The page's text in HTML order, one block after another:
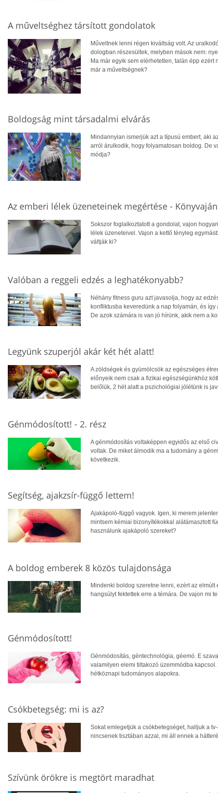
A műveltséghez társított gondolatok
Műveltnek lenni régen kiváltság volt. Az
dologban részesültek, melyben mások nem:
Ma már egyik sem elérhetetlen, talán épp
már a műveltségnek?
Boldogság mint társadalmi elvárás
Mindannyian ismerjük azt a típusú embert, aki
arról árulkodik, hogy folyamatosan boldog. De
módja?
Az emberi lélek üzeneteinek megértése -
Sokszor foglalkoztatott a gondolat, vajon
lélek üzeneteivel. Vajon a kettő tényleg
váltják ki?
Valóban a reggeli edzés a leghatékonyabb?
Néhány fitness guru azt javasolja, hogy az
konfliktusba keveredünk a nap folyamán, és
De azok számára is van jó hírünk, akik nem a
Legyünk szuperjól akár két hét alatt!
A zöldségek és gyümölcsök az egészséges
előnyeik nem csak a fizikai egészségünkhöz
belőlük, 2 hét alatt a pszichológiai jólétünk is
Génmódosított! - 2. rész
A génmódosítás voltaképpen egyidős az első
voltak. De miket álmodik ma a tudomány a
következik.
Segítség, ajakzsír-függő lettem!
Ajakápoló-függő vagyok. Igen, ki merem
mintsem kémiai bizonyítékokkal alátámasztott
használunk ajakápoló szereket?
A boldog emberek 8 közös tulajdonsága
Mindenki boldog szeretne lenni, ezért az
hangsúlyt fektettek erre a témára. De vajon mi
Génmódosított!
Génmódosítás, géntechnológia, géemó. E
valamilyen elemi tiltakozó üzemmódba
hétköznapi tudományos alapokra.
Csókbetegség: mi is az?
Sokat emlegetjük a csókbetegséget, halljuk a
nincsenek tisztában azzal, mi áll ennek a
Szívünk örökre is megtört maradhat